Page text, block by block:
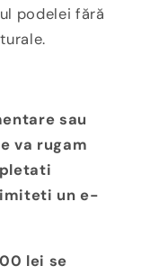
podelei fără
sau
va rugam
un e-
lei se